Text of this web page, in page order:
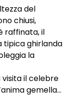
del
chiusi,
raffinata, il
tipica ghirlanda
la
il celebre
gemella…